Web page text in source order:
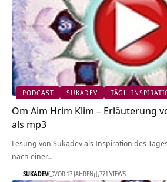
PODCAST SUKADEV TÄGL.
Om Aim Hrim Klim – Erläuterung
als mp3
Lesung von Sukadev als Inspiration des
nach einer…
SUKADEV VOR 17 JAHREN 771 VIEWS